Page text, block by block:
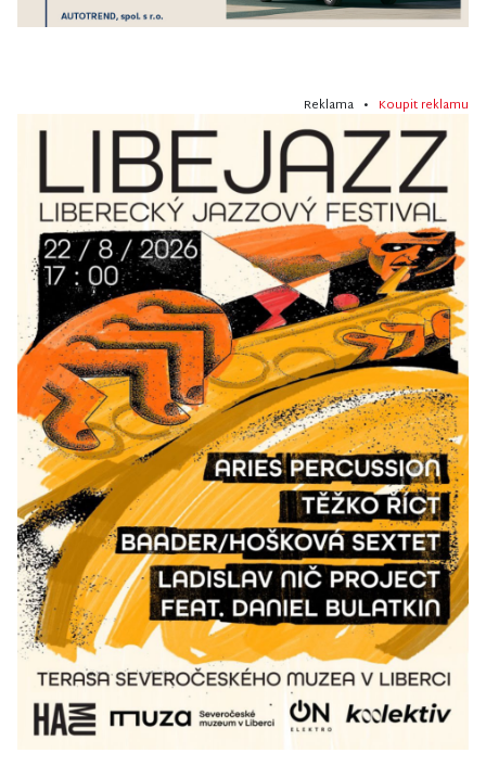
Reklama • Koupit reklamu